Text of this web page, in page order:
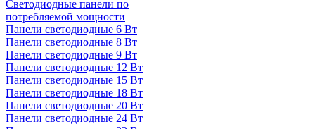
Светодиодные панели по
потребляемой мощности
Панели светодиодные 6 Вт
Панели светодиодные 8 Вт
Панели светодиодные 9 Вт
Панели светодиодные 12 Вт
Панели светодиодные 15 Вт
Панели светодиодные 18 Вт
Панели светодиодные 20 Вт
Панели светодиодные 24 Вт